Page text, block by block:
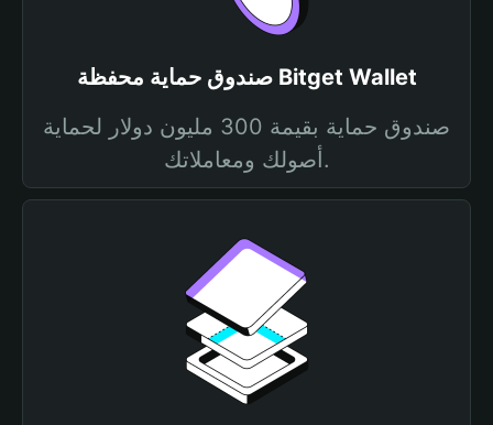
صندوق حماية محفظة Bitget Wallet
صندوق حماية بقيمة 300 مليون دولار لحماية
أصولك ومعاملاتك.